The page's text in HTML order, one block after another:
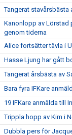
Tangerat stavårsbästa
Kanonlopp av Lörstad
genom tiderna
Alice fortsätter tävla i
Hasse Ljung har gått
Tangerat årsbästa av
Bara fyra IFKare
19 IFKare anmälda till
Trippla hopp av Kim i
Dubbla pers för